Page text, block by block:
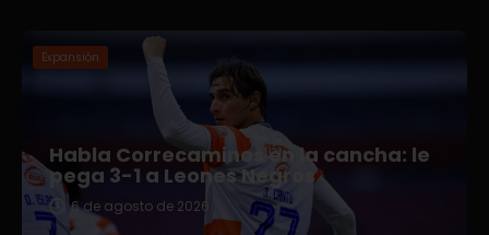
Expansión
Habla Correcaminos en la cancha: le
pega 3-1 a Leones Negros
6 de agosto de 2026